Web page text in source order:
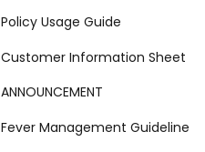
Policy Usage Guide
Customer Information Sheet
ANNOUNCEMENT
Fever Management Guideline